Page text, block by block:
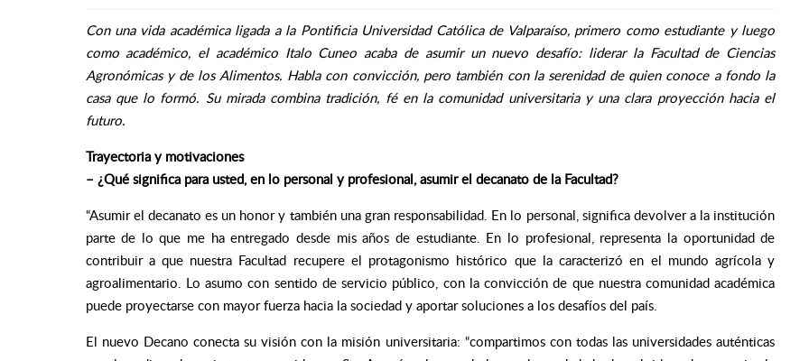
Con una vida académica ligada a la Pontificia Universidad Católica de Valparaíso, primero como estudiante y luego
como académico, el académico Italo Cuneo acaba de asumir un nuevo desafío: liderar la Facultad de Ciencias
Agronómicas y de los Alimentos. Habla con convicción, pero también con la serenidad de quien conoce a fondo la
casa que lo formó. Su mirada combina tradición, fé en la comunidad universitaria y una clara proyección hacia el
futuro.
Trayectoria y motivaciones
– ¿Qué significa para usted, en lo personal y profesional, asumir el decanato de la Facultad?
“Asumir el decanato es un honor y también una gran responsabilidad. En lo personal, significa devolver a la institución
parte de lo que me ha entregado desde mis años de estudiante. En lo profesional, representa la oportunidad de
contribuir a que nuestra Facultad recupere el protagonismo histórico que la caracterizó en el mundo agrícola y
agroalimentario. Lo asumo con sentido de servicio público, con la convicción de que nuestra comunidad académica
puede proyectarse con mayor fuerza hacia la sociedad y aportar soluciones a los desafíos del país.
El nuevo Decano conecta su visión con la misión universitaria: “compartimos con todas las universidades auténticas